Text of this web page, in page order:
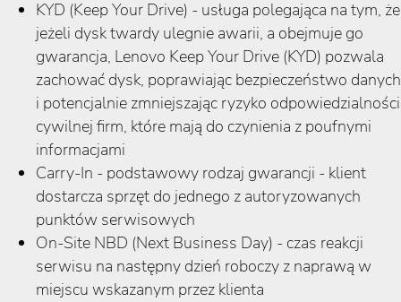
KYD (Keep Your Drive) - usługa polegająca na tym, że
jeżeli dysk twardy ulegnie awarii, a obejmuje go
gwarancja, Lenovo Keep Your Drive (KYD) pozwala
zachować dysk, poprawiając bezpieczeństwo danych
i potencjalnie zmniejszając ryzyko odpowiedzialności
cywilnej firm, które mają do czynienia z poufnymi
informacjami
Carry-In - podstawowy rodzaj gwarancji - klient
dostarcza sprzęt do jednego z autoryzowanych
punktów serwisowych
On-Site NBD (Next Business Day) - czas reakcji
serwisu na następny dzień roboczy z naprawą w
miejscu wskazanym przez klienta